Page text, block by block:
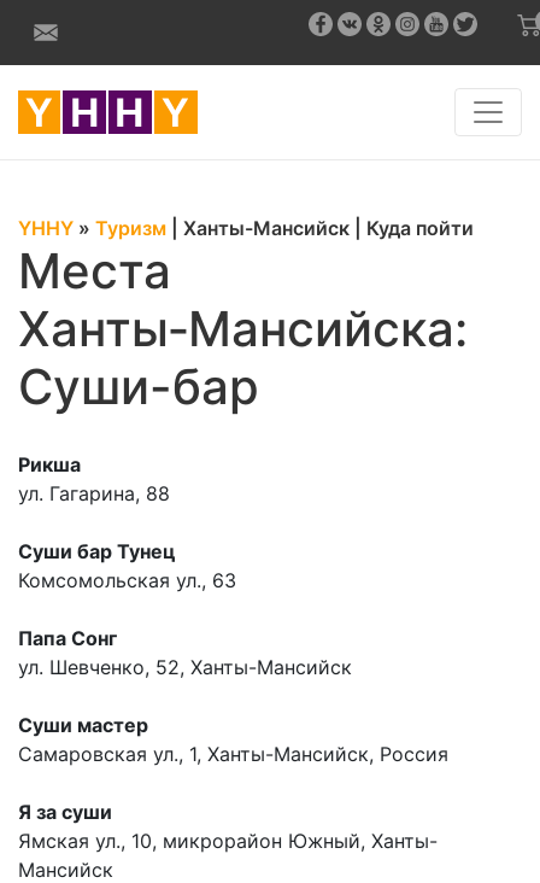
YHHY » Туризм Ханты-Мансийск Куда пойти
Места
Ханты‑Мансийска:
Суши-бар
Рикша
ул. Гагарина, 88
Суши бар Тунец
Комсомольская ул., 63
Папа Сонг
ул. Шевченко, 52, Ханты-Мансийск
Суши мастер
Самаровская ул., 1, Ханты-Мансийск, Россия
Я за суши
Ямская ул., 10, микрорайон Южный, Ханты-
Мансийск